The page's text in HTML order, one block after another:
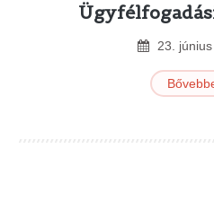
23 június